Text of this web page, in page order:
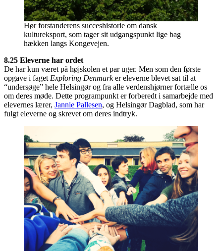
Hør forstanderens succeshistorie om dansk
kultureksport, som tager sit udgangspunkt lige bag
hækken langs Kongevejen.
8.25 Eleverne har ordet
De har kun været på højskolen et par uger. Men som den første
opgave i faget Exploring Denmarker eleverne blevet sat til at
“undersøge” hele Helsingør og fra alle verdenshjørner fortælle os
om deres møde. Dette programpunkt er forberedt i samarbejde med
elevernes lærer, Jannie Pallesen, og Helsingør Dagblad, som har
fulgt eleverne og skrevet om deres indtryk.